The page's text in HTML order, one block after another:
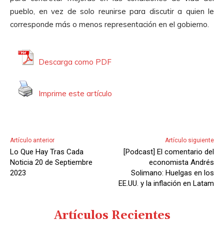
d
u
c
i
o
pueblo, en vez de solo reunirse para discutir a quien le
corresponde más o menos representación en el gobierno.
Descarga como PDF
Imprime este artículo
Artículo anterior
Lo Que Hay Tras Cada
Noticia 20 de Septiembre
2023
Artículo siguiente
[Podcast] El comentario del
economista Andrés
Solimano: Huelgas en los
EE.UU. y la inflación en Latam
Artículos Recientes